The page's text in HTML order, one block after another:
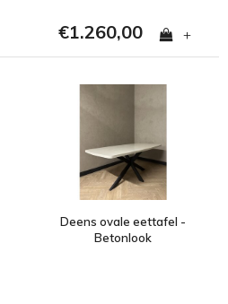
€1.260,00 +
Deens ovale eettafel -
Betonlook